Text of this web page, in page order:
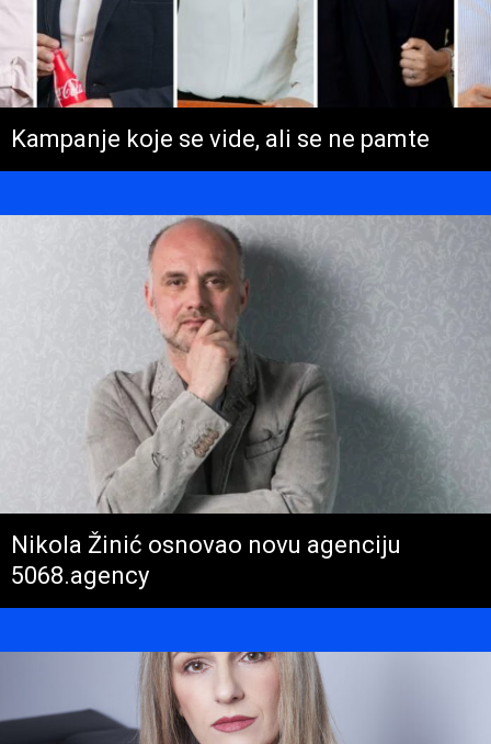
Kampanje koje se vide, ali se ne pamte
Nikola Žinić osnovao novu agenciju
5068.agency